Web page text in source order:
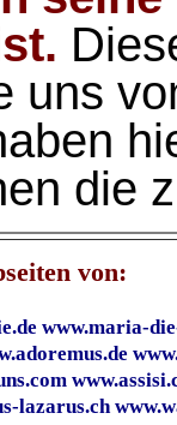
uns
die
von:
www.maria-
lazarus.ch